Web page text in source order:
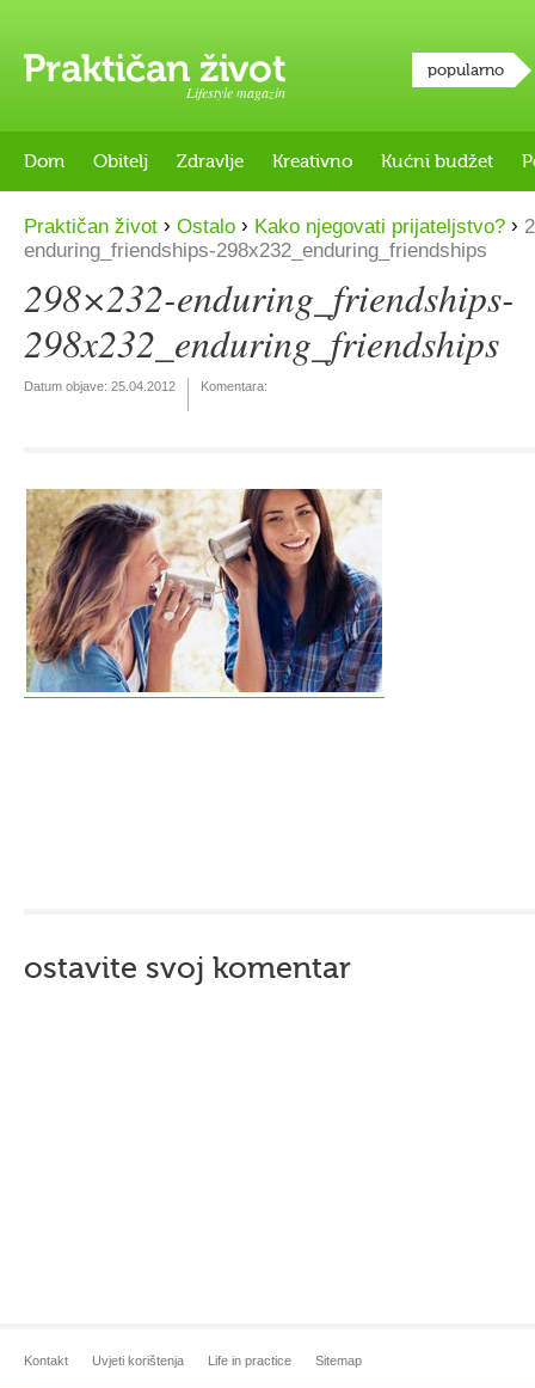
Lifestyle magazin
popularno
Dom Obitelj Zdravlje Kreativno Kućni budžet
Praktičan život › Ostalo › Kako njegovati prijateljstvo? ›
enduring_friendships-298x232_enduring_friendships
298×232-enduring_friendships-
298x232_enduring_friendships
Datum objave: 25.04.2012 Komentara:
ostavite svoj komentar
Kontakt Uvjeti korištenja Life in practice Sitemap